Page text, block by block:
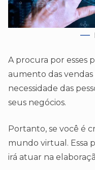
A procura por esses
aumento das
necessidade das
seus negócios.
Portanto, se você é
mundo virtual. Essa
irá atuar na